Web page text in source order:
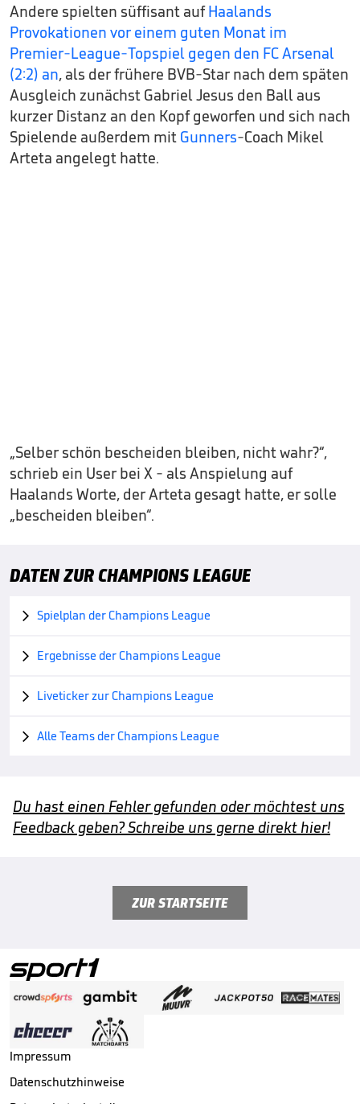
Andere spielten süffisant aufHaalands
Provokationen vor einem guten Monat im
Premier-League-Topspiel gegen den FC Arsenal
(2:2) an, als der frühere BVB-Star nach dem späten
Ausgleich zunächst Gabriel Jesus den Ball aus
kurzer Distanz an den Kopf geworfen und sich nach
Spielende außerdem mit Gunners-Coach Mikel
Arteta angelegt hatte.
„Selber schön bescheiden bleiben, nicht wahr?“,
schrieb ein User bei X - als Anspielung auf
Haalands Worte, der Arteta gesagt hatte, er solle
„bescheiden bleiben“.
DATEN ZUR CHAMPIONS LEAGUE
 Spielplan der Champions League
 Ergebnisse der Champions League
 Liveticker zur Champions League
 Alle Teams der Champions League
Du hast einen Fehler gefunden oder möchtest uns
Feedback geben? Schreibe uns gerne direkt hier!
ZUR STARTSEITE
Impressum
Datenschutzhinweise